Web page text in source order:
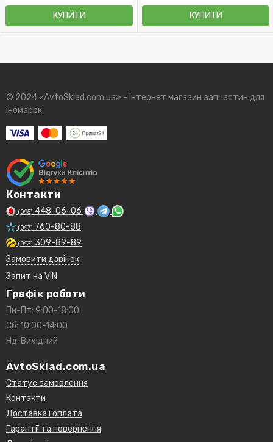
КУПИТИ КУПИТИ
© 2024 «AvtoSklad.com.ua» - інтернет магазин запчастин для
іномарок
Контакти
(095) 448-06-06
(097) 760-80-88
(093) 309-89-89
Замовити дзвінок
Запит на VIN
Графік роботи
Пн-Пт: 9:00-18:00
Сб: 10:00-14:00
Нд: Вихідний
AvtoSklad.com.ua
Статус замовлення
Контакти
Доставка і оплата
Гарантії та повернення